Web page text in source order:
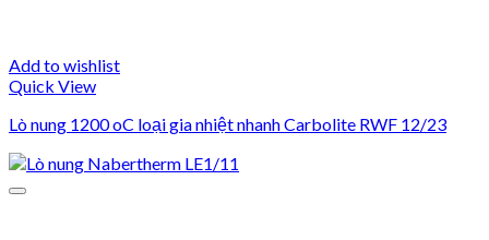
Add to wishlist
Quick View
Lò nung 1200 oC loại gia nhiệt nhanh Carbolite RWF 12/23